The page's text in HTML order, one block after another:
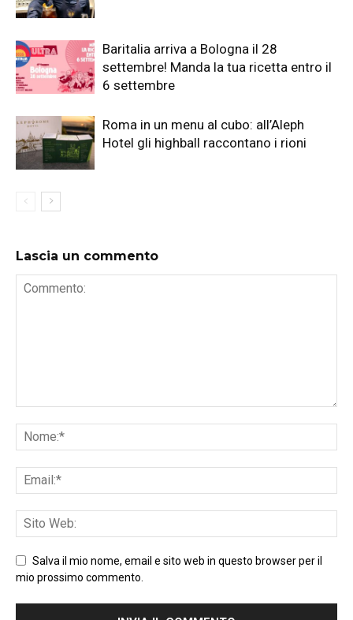
Baritalia arriva a Bologna il 28
settembre! Manda la tua ricetta entro il
6 settembre
Roma in un menu al cubo: all’Aleph
Hotel gli highball raccontano i rioni
Lascia un commento
Salva il mio nome, email e sito web in questo browser per il
mio prossimo commento.